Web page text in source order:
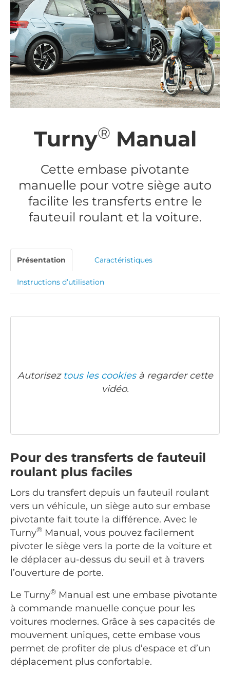
Turny® Manual
Cette embase pivotante
manuelle pour votre siège auto
facilite les transferts entre le
fauteuil roulant et la voiture.
Présentation Caractéristiques
Instructions d’utilisation
Autorisez tous les cookiesà regarder cette
vidéo.
Pour des transferts de fauteuil
roulant plus faciles
Lors du transfert depuis un fauteuil roulant
vers un véhicule, un siège auto sur embase
pivotante fait toute la différence. Avec le
Turny® Manual, vous pouvez facilement
pivoter le siège vers la porte de la voiture et
le déplacer au-dessus du seuil et à travers
l’ouverture de porte.
Le Turny® Manual est une embase pivotante
à commande manuelle conçue pour les
voitures modernes. Grâce à ses capacités de
mouvement uniques, cette embase vous
permet de profiter de plus d’espace et d’un
déplacement plus confortable.